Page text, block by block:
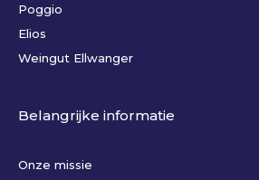
Poggio
Elios
Weingut Ellwanger
Belangrijke informatie
Onze missie